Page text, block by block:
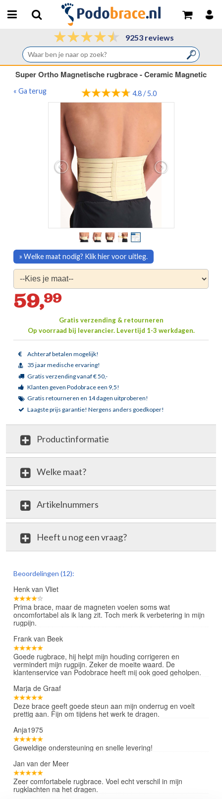
9253 reviews
Super Ortho Magnetische rugbrace - Ceramic Magnetic
« Ga terug 4.8 / 5.0
59,99
Gratis verzending & retourneren
Op voorraad bij leverancier.Levertijd 1-3 werkdagen.
Achteraf betalen mogelijk!
35 jaar medische ervaring!
Gratis verzending vanaf € 50,-
Klanten geven Podobrace een 9,5!
Gratis retourneren en 14 dagen uitproberen!
Laagste prijs garantie! Nergens anders goedkoper!
» Welke maat nodig? Klik hier voor uitleg.
Productinformatie
Welke maat?
Artikelnummers
Heeft u nog een vraag?
Beoordelingen (12):
Henk van Vliet
Prima brace, maar de magneten voelen soms wat
oncomfortabel als ik lang zit. Toch merk ik verbetering in mijn
rugpijn.
Frank van Beek
Goede rugbrace, hij helpt mijn houding corrigeren en
vermindert mijn rugpijn. Zeker de moeite waard. De
klantenservice van Podobrace heeft mij ook goed geholpen.
Marja de Graaf
Deze brace geeft goede steun aan mijn onderrug en voelt
prettig aan. Fijn om tijdens het werk te dragen.
Anja1975
Geweldige ondersteuning en snelle levering!
Jan van der Meer
Zeer comfortabele rugbrace. Voel echt verschil in mijn
rugklachten na het dragen.